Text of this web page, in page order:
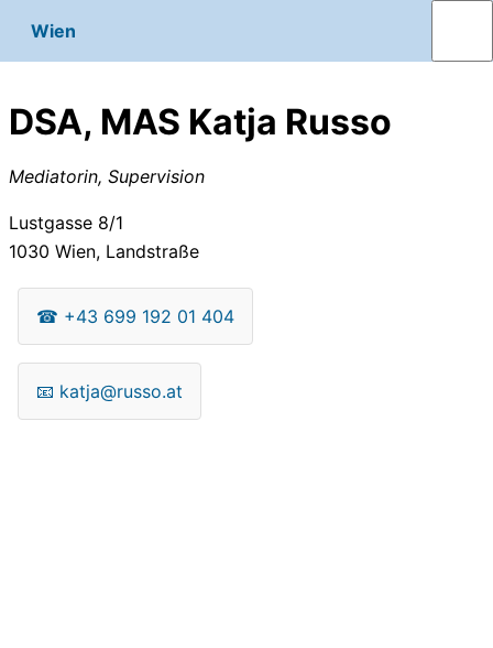
Wien
DSA, MAS Katja Russo
Mediatorin, Supervision
Lustgasse 8/1
1030 Wien, Landstraße
☎ +43 699 192 01 404
📧 katja@russo.at